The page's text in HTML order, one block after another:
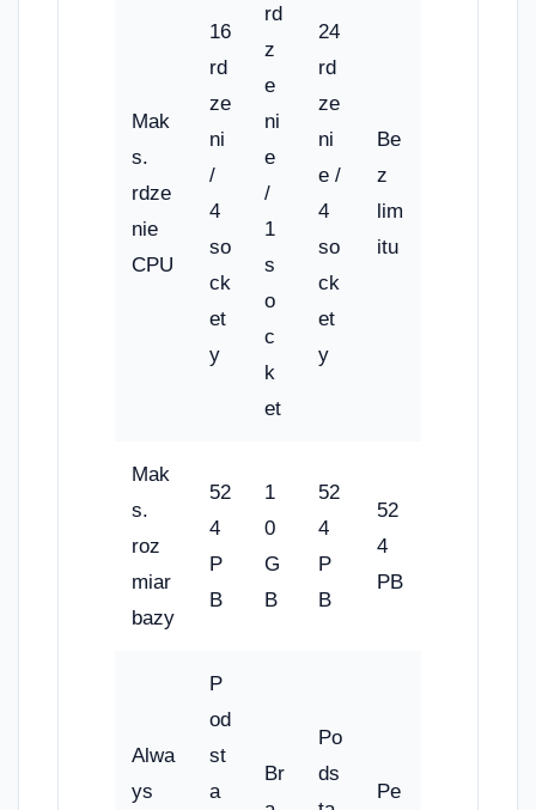
Mak
s.
rdze
nie
CPU
16
rd
ze
ni
/
4
so
ck
et
y
rd
z
e
ni
e
/
1
s
o
c
k
et
24
rd
ze
ni
e /
4
so
ck
et
y
Be
z
lim
itu
Mak
s.
roz
miar
bazy
52
4
P
B
1
0
G
B
52
4
P
B
52
4
PB
Alwa
ys
P
od
st
a
Br
Po
ds
Pe